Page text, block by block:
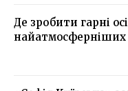
Де зробити гарні
найатмосферніших